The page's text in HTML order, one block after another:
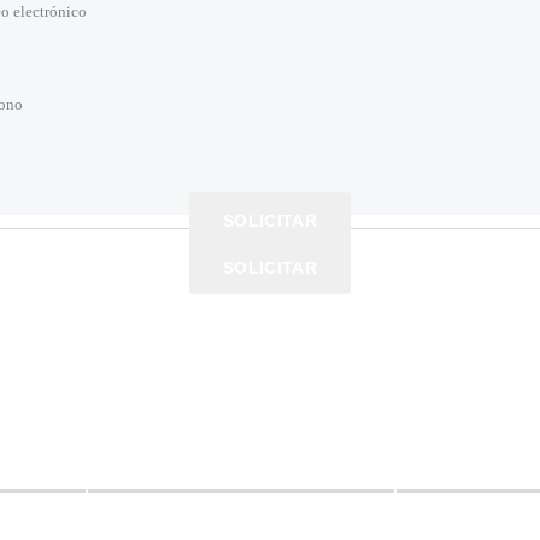
electrónico
electrónico